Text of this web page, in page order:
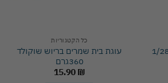
כל הקטגוריות
עוגת בית שמרים בריוש שוקולד
360גרם
15.90 ₪